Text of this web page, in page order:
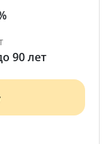
90 лет